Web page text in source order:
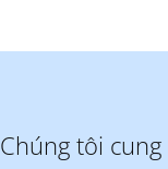
Chúng tôi